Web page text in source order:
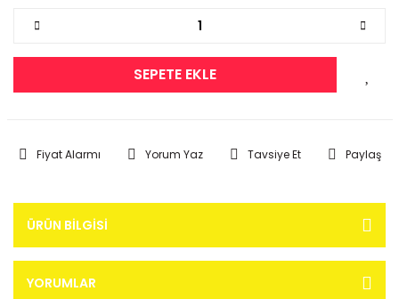
SEPETE EKLE
Fiyat Alarmı Yorum Yaz Tavsiye Et Paylaş
ÜRÜN BILGISI
YORUMLAR